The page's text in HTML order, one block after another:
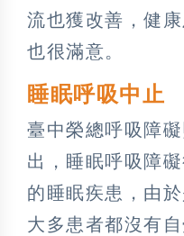
流也獲改善，健
也很滿意。
睡眠呼吸中止
臺中榮總呼吸障
出，睡眠呼吸障
的睡眠疾患，由
大多患者都沒有